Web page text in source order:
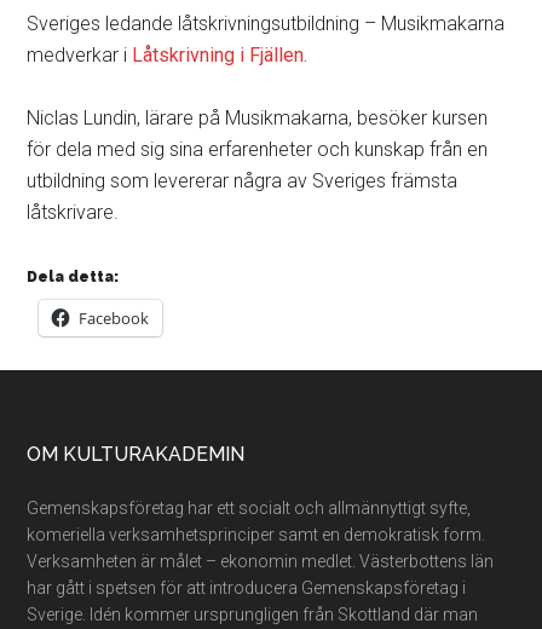
Sveriges ledande låtskrivningsutbildning – Musikmakarna
medverkar i Låtskrivning i Fjällen.
Niclas Lundin, lärare på Musikmakarna, besöker kursen
för dela med sig sina erfarenheter och kunskap från en
utbildning som levererar några av Sveriges främsta
låtskrivare.
Dela detta:
Facebook
Footer
OM KULTURAKADEMIN
Gemenskapsföretag har ett socialt och allmännyttigt syfte,
komeriella verksamhetsprinciper samt en demokratisk form.
Verksamheten är målet – ekonomin medlet. Västerbottens län
har gått i spetsen för att introducera Gemenskapsföretag i
Sverige. Idén kommer ursprungligen från Skottland där man